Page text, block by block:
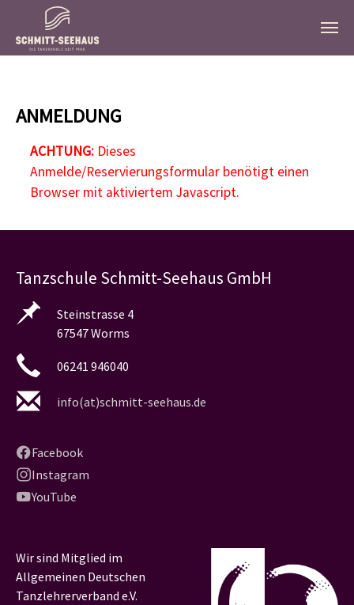
ANMELDUNG
ACHTUNG:Dieses
Anmelde/Reservierungsformular benötigt einen
Browser mit aktiviertem Javascript.
Tanzschule Schmitt-Seehaus GmbH
Steinstrasse 4
67547 Worms
06241 946040
info(at)schmitt-seehaus.de
Facebook
Instagram
YouTube
Wir sind Mitglied im
Allgemeinen Deutschen
Tanzlehrerverband e.V.